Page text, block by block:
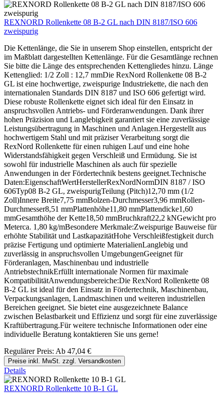
REXNORD Rollenkette 08 B-2 GL nach DIN 8187/ISO 606
zweispurig
Die Kettenlänge, die Sie in unserem Shop einstellen, entspricht der
im Maßblatt dargestellten Kettenlänge. Für die Gesamtlänge rechnen
Sie bitte die Länge des entsprechenden Kettengliedes hinzu. Länge
Kettenglied: 1/2 Zoll : 12,7 mmDie RexNord Rollenkette 08 B-2
GL ist eine hochwertige, zweispurige Industriekette, die nach den
internationalen Standards DIN 8187 und ISO 606 gefertigt wird.
Diese robuste Rollenkette eignet sich ideal für den Einsatz in
anspruchsvollen Antriebs- und Förderanwendungen. Dank ihrer
hohen Präzision und Langlebigkeit garantiert sie eine zuverlässige
Leistungsübertragung in Maschinen und Anlagen.Hergestellt aus
hochwertigem Stahl und mit präziser Verarbeitung sorgt die
RexNord Rollenkette für einen ruhigen Lauf und eine hohe
Widerstandsfähigkeit gegen Verschleiß und Ermüdung. Sie ist
sowohl für industrielle Maschinen als auch für spezielle
Anwendungen in der Fördertechnik bestens geeignet.Technische
Daten:EigenschaftWertHerstellerRexNordNormDIN 8187 / ISO
606Typ08 B-2 GL, zweispurigTeilung (Pitch)12,70 mm (1/2
Zoll)Innere Breite7,75 mmBolzen-Durchmesser3,96 mmRollen-
Durchmesser8,51 mmPlattenhöhe11,80 mmPlattendicke1,60
mmGesamthöhe der Kette18,50 mmBruchkraft22,2 kNGewicht pro
Meterca. 1,80 kg/mBesondere Merkmale:Zweispurige Bauweise für
erhöhte Stabilität und LastkapazitätHohe Verschleißfestigkeit durch
präzise Fertigung und optimierte MaterialienLanglebig und
zuverlässig in anspruchsvollen UmgebungenGeeignet für
Förderanlagen, Maschinenbau und industrielle
AntriebstechnikErfüllt internationale Normen für maximale
KompatibilitätAnwendungsbereiche:Die RexNord Rollenkette 08
B-2 GL ist ideal für den Einsatz in Fördertechnik, Maschinenbau,
Verpackungsanlagen, Landmaschinen und weiteren industriellen
Bereichen geeignet. Sie bietet eine ausgezeichnete Balance
zwischen Belastbarkeit und Effizienz und sorgt für eine zuverlässige
Kraftübertragung.Für weitere technische Informationen oder eine
individuelle Beratung kontaktieren Sie uns gerne!
Regulärer Preis: Ab 47,04 €
Preise inkl. MwSt. zzgl. Versandkosten
Details
REXNORD Rollenkette 10 B-1 GL